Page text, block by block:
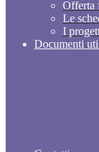
Offerta
Le
I
Documenti